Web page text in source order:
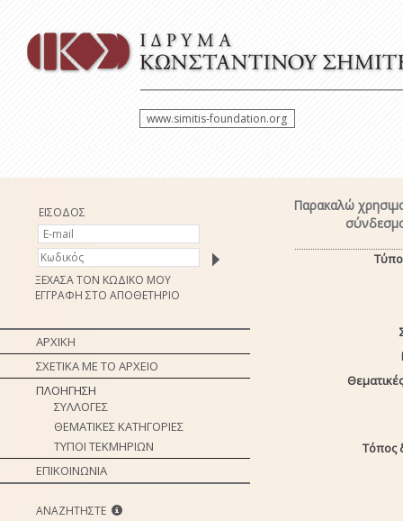
www.simitis-foundation.org
ΕΙΣΟΔΟΣ
ΞΕΧΑΣΑ ΤΟΝ ΚΩΔΙΚΟ ΜΟΥ
ΕΓΓΡΑΦΗ ΣΤΟ ΑΠΟΘΕΤΗΡΙΟ
ΑΡΧΙΚΗ
ΣΧΕΤΙΚΑ ΜΕ ΤΟ ΑΡΧΕΙΟ
ΠΛΟΗΓΗΣΗ
ΣΥΛΛΟΓΕΣ
ΘΕΜΑΤΙΚΕΣ ΚΑΤΗΓΟΡΙΕΣ
ΤΥΠΟΙ ΤΕΚΜΗΡΙΩΝ
ΕΠΙΚΟΙΝΩΝΙΑ
ΑΝΑΖΗΤΗΣΤΕ
Παρακαλώ
Τόπος